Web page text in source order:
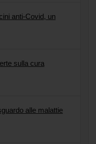
anti-Covid, un
sulla cura
alle malattie